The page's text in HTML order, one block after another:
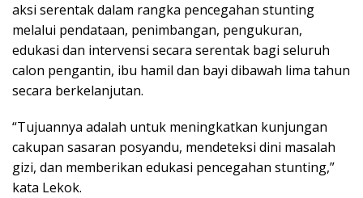
aksi serentak dalam rangka pencegahan stunting
melalui pendataan, penimbangan, pengukuran,
edukasi dan intervensi secara serentak bagi seluruh
calon pengantin, ibu hamil dan bayi dibawah lima tahun
secara berkelanjutan.
“Tujuannya adalah untuk meningkatkan kunjungan
cakupan sasaran posyandu, mendeteksi dini masalah
gizi, dan memberikan edukasi pencegahan stunting,”
kata Lekok.